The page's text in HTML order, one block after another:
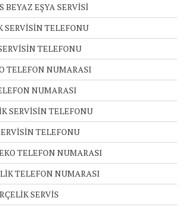
BEYAZ EŞYA SERVİSİ
SERVİSİN TELEFONU
TELEFONU
TELEFON NUMARASI
NUMARASI
SERVİSİN TELEFONU
TELEFONU
TELEFON NUMARASI
TELEFON NUMARASI
SERVİS